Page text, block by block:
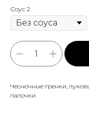
Соус 2
Чесночные гренки,
палочки